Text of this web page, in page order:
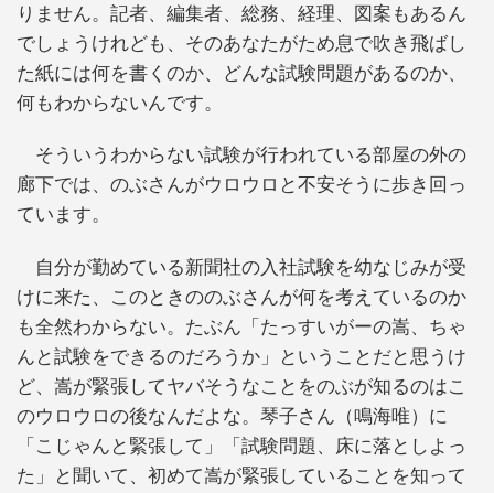
りません。記者、編集者、総務、経理、図案もあるん
でしょうけれども、そのあなたがため息で吹き飛ばし
た紙には何を書くのか、どんな試験問題があるのか、
何もわからないんです。
そういうわからない試験が行われている部屋の外の
廊下では、のぶさんがウロウロと不安そうに歩き回っ
ています。
自分が勤めている新聞社の入社試験を幼なじみが受
けに来た、このときののぶさんが何を考えているのか
も全然わからない。たぶん「たっすいがーの嵩、ちゃ
んと試験をできるのだろうか」ということだと思うけ
ど、嵩が緊張してヤバそうなことをのぶが知るのはこ
のウロウロの後なんだよな。琴子さん（鳴海唯）に
「こじゃんと緊張して」「試験問題、床に落としよっ
た」と聞いて、初めて嵩が緊張していることを知って